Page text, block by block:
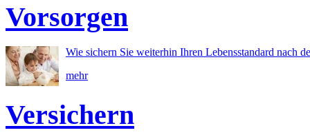
Vorsorgen
Wie sichern Sie weiterhin Ihren Lebensstandard nach
mehr
Versichern